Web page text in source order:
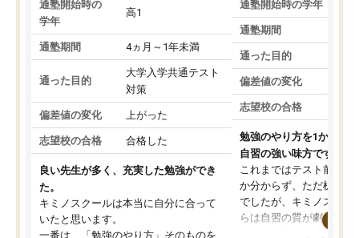
通塾開始時の
学年
高1
通塾期間 4ヵ月～1年未満
通った目的
大学入学共通テスト
対策
偏差値の変化 上がった
志望校の合格 合格した
良い先生が多く、充実した勉強ができ
た。
キミノスクールは本当に自分に合って
いたと思います。
一番は、「勉強のやり方」そのものを
通塾開始時の学年
通塾期間
通った目的
偏差値の変化
志望校の合格
勉強のやり方を1から教
自習の強い味方です。
これまではテスト前に何
か分からず、ただ机に座
でしたが、キミノスクー
らは自習の質が劇的に変